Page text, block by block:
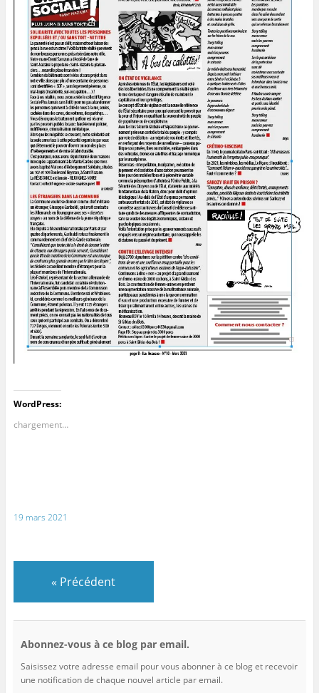
WordPress:
chargement…
19 mars 2021
« Précédent
Abonnez-vous à ce blog par email.
Saisissez votre adresse email pour vous abonner à ce blog et recevoir
une notification de chaque nouvel article par email.